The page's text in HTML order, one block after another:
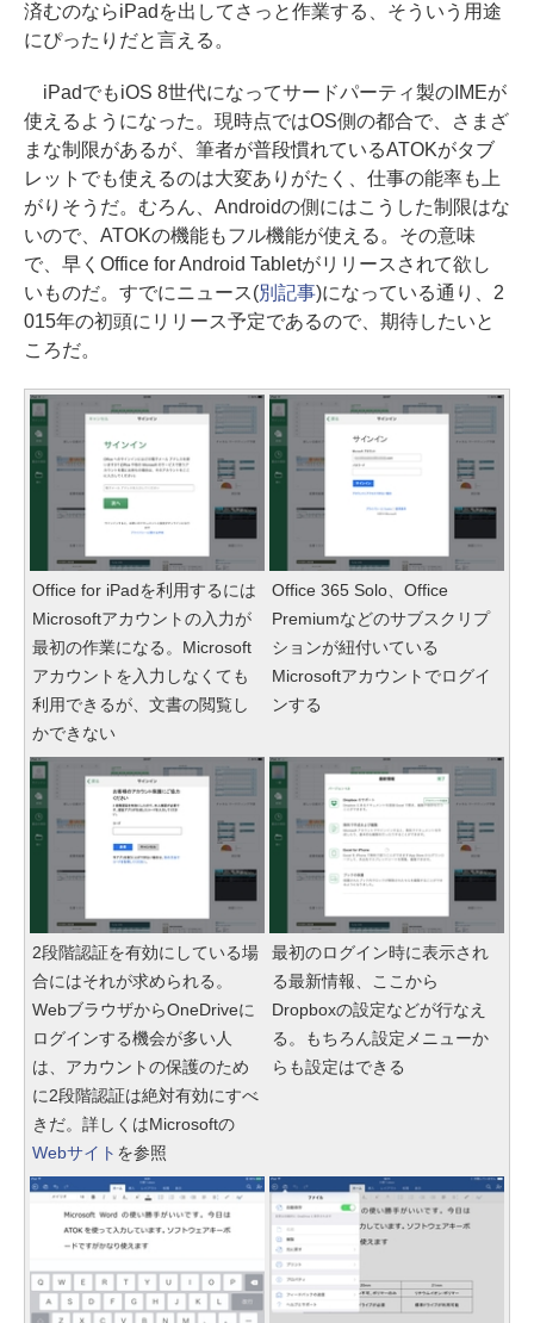
済むのならiPadを出してさっと作業する、そういう用途
にぴったりだと言える。
iPadでもiOS 8世代になってサードパーティ製のIMEが
使えるようになった。現時点ではOS側の都合で、さまざ
まな制限があるが、筆者が普段慣れているATOKがタブ
レットでも使えるのは大変ありがたく、仕事の能率も上
がりそうだ。むろん、Androidの側にはこうした制限はな
いので、ATOKの機能もフル機能が使える。その意味
で、早くOffice for Android Tabletがリリースされて欲し
いものだ。すでにニュース(別記事)になっている通り、2
015年の初頭にリリース予定であるので、期待したいと
ころだ。
Office for iPadを利用するには
Microsoftアカウントの入力が
最初の作業になる。Microsoft
アカウントを入力しなくても
利用できるが、文書の閲覧し
かできない
Office 365 Solo、Office
Premiumなどのサブスクリプ
ションが紐付いている
Microsoftアカウントでログイ
ンする
2段階認証を有効にしている場
合にはそれが求められる。
WebブラウザからOneDriveに
ログインする機会が多い人
は、アカウントの保護のため
に2段階認証は絶対有効にすべ
きだ。詳しくはMicrosoftの
Webサイト を参照
最初のログイン時に表示され
る最新情報、ここから
Dropboxの設定などが行なえ
る。もちろん設定メニューか
らも設定はできる